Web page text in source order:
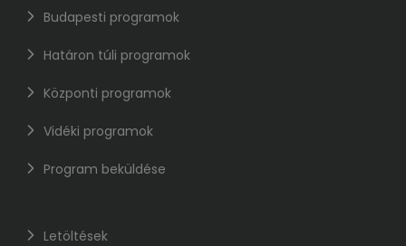
Budapesti programok
Határon túli programok
Központi programok
Vidéki programok
Program beküldése
Letöltések